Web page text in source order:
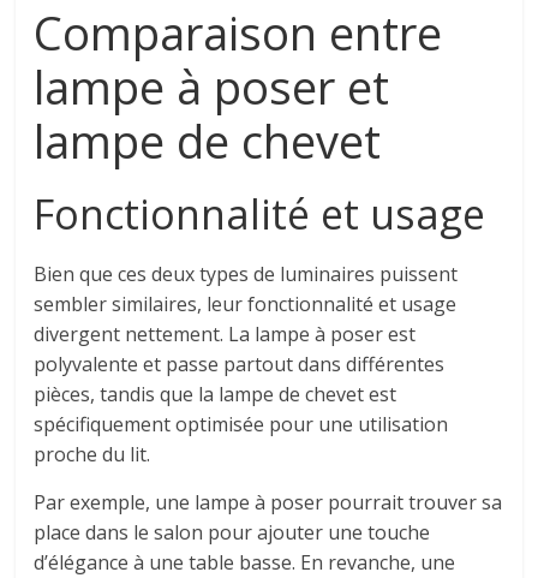
Comparaison entre
lampe à poser et
lampe de chevet
Fonctionnalité et usage
Bien que ces deux types de luminaires puissent
sembler similaires, leur fonctionnalité et usage
divergent nettement. La lampe à poser est
polyvalente et passe partout dans différentes
pièces, tandis que la lampe de chevet est
spécifiquement optimisée pour une utilisation
proche du lit.
Par exemple, une lampe à poser pourrait trouver sa
place dans le salon pour ajouter une touche
d’élégance à une table basse. En revanche, une